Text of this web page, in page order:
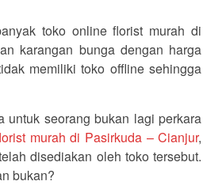
toko online florist murah di
karangan bunga dengan harga
memiliki toko offline sehingga
untuk seorang bukan lagi perkara
murah di Pasirkuda – Cianjur,
disediakan oleh toko tersebut.
bukan?